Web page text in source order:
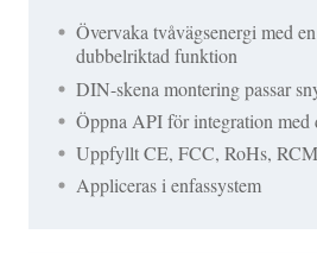
Övervaka tvåvägsenergi med
dubbelriktad funktion
DIN-skena montering passar
Öppna API för integration med
Uppfyllt CE, FCC, RoHs, RCM
Appliceras i enfassystem